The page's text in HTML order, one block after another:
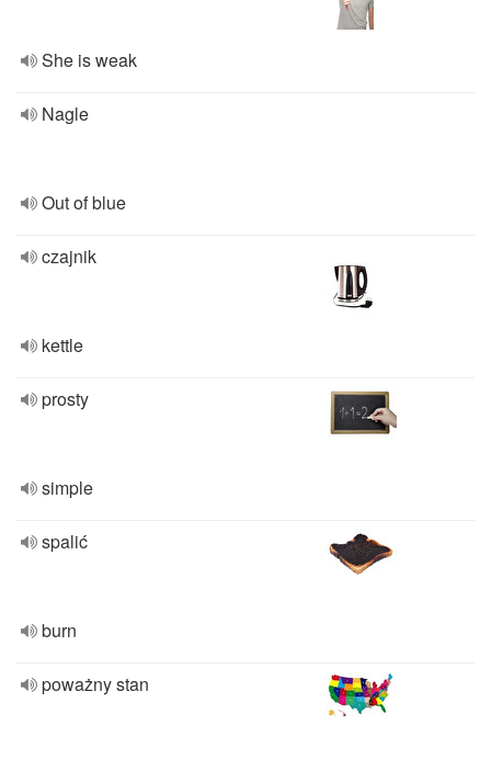
She is weak
Nagle
Out of blue
czajnik
kettle
prosty
simple
spalić
burn
poważny stan